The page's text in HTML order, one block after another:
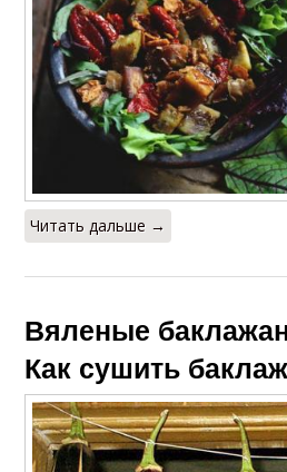
Читать дальше →
Вяленые
Как сушить